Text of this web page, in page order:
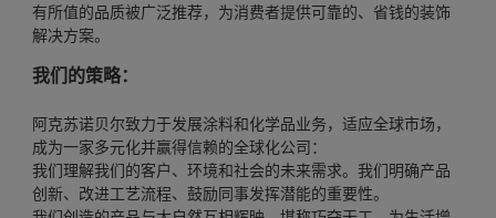
有所值的品质被广泛推荐，为消费者提供可靠的、省钱的装饰
解决方案。
我们的策略：
阿克苏诺贝尔致力于发展涂料和化学品业务，适应全球市场，
成为一家多元化并赢得信赖的全球化公司：
我们理解我们的客户、环境和社会的未来需求。我们明确产品
创新、改进工艺流程、鼓励同事发挥潜能的重要性。